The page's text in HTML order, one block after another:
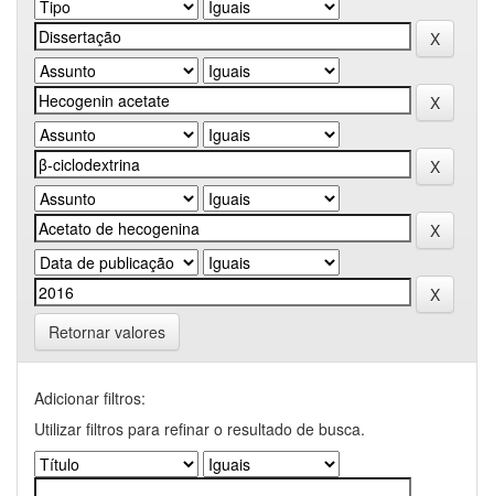
Retornar valores
Adicionar filtros:
Utilizar filtros para refinar o resultado de busca.